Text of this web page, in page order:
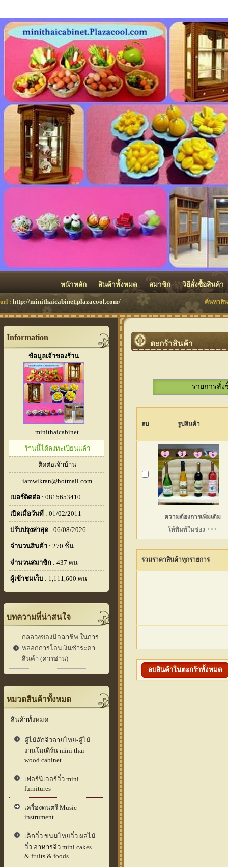
หน้าหลัก สินค้าทั้งหมด สมาชิก วิธีสั่งซื้อสินค้า
url : http://minithaicabinet.plazacool.com/ ค้นหาสิ
Information
ข้อมูลเจ้าของร้าน
minithaicabinet
- ร้านนี้ได้ลงทะเบียนแล้ว -
ติดต่อเจ้าบ้าน
iamwikran@hotmail.com
เบอร์ติดต่อ : 0815653410
เปิดเมื่อวันที่ : 01/02/2011
ปรับปรุงล่าสุด : 06/08/2026
จำนวนสินค้า : 270 ชิ้น
จำนวนสมาชิก : 437 คน
ผู้เข้าชมเว็บ : 1,111,600 คน
บทความที่น่าสนใจ
กลลวงของมิจฉาชีพ ในการ
หลอกการโอนเงินชำระค่า
สินค้า (ควรอ่าน)
หมวดสินค้าทั้งหมด
สินค้าทั้งหมด
ตู้ไม้สักจิ๋วลายไทย-ตู้ไม้
งานโมเดิร์น mini thai
wood cabinet
เฟอร์นิเจอร์จิ๋ว mini
furnitures
เครื่องดนตรี Music
instrument
เค็กจิ๋ว ขนมไทยจิ๋ว ผลไม้
จิ๋ว อาหารจิ๋ว mini cakes
& fruits & foods
ตะกร้าสินค้า
รายการสั่ง
ลบ รูปสินค้า
ความต้องการเพิ่มเติม
ให้พิมพ์ในช่อง >>>
รวมราคาสินค้าทุกรายการ